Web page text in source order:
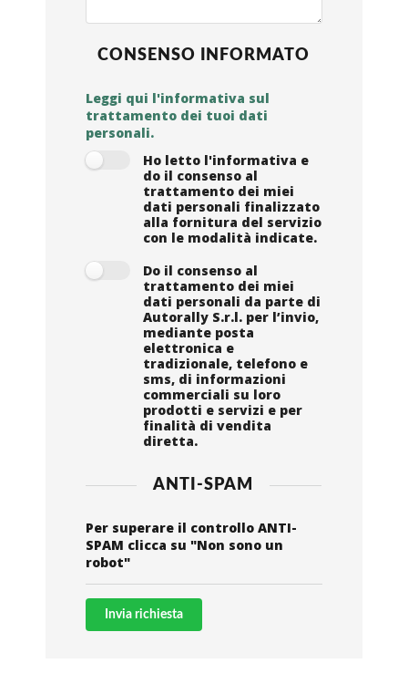
CONSENSO INFORMATO
Leggi qui l'informativa sul
trattamento dei tuoi dati
personali.
Ho letto l'informativa e
do il consenso al
trattamento dei miei
dati personali finalizzato
alla fornitura del servizio
con le modalità indicate.
Do il consenso al
trattamento dei miei
dati personali da parte di
Autorally S.r.l. per l’invio,
mediante posta
elettronica e
tradizionale, telefono e
sms, di informazioni
commerciali su loro
prodotti e servizi e per
finalità di vendita
diretta.
ANTI-SPAM
Per superare il controllo ANTI-
SPAM clicca su "Non sono un
robot"
Invia richiesta